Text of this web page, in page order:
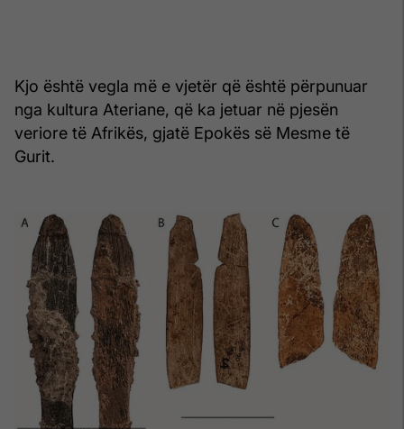
Kjo është vegla më e vjetër që është përpunuar
nga kultura Ateriane, që ka jetuar në pjesën
veriore të Afrikës, gjatë Epokës së Mesme të
Gurit.